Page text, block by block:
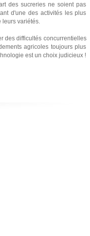
des sucreries ne soient pas
d'une des activités les plus
variétés.
des difficultés concurrentielles
agricoles toujours plus
est un choix judicieux !